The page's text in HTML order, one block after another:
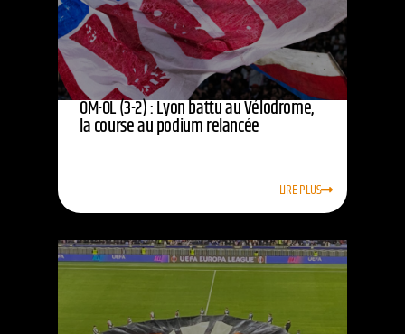
OM-OL (3-2) : Lyon battu au Vélodrome,
la course au podium relancée
LIRE PLUS